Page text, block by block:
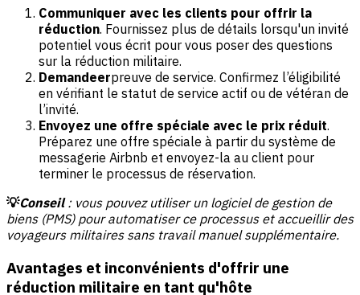
Communiquer avec les clients pour offrir la
réduction. Fournissez plus de détails lorsqu'un invité
potentiel vous écrit pour vous poser des questions
sur la réduction militaire.
Demandeerpreuve de service. Confirmez l’éligibilité
en vérifiant le statut de service actif ou de vétéran de
l’invité.
Envoyez une offre spéciale avec le prix réduit.
Préparez une offre spéciale à partir du système de
messagerie Airbnb et envoyez-la au client pour
terminer le processus de réservation.
💡Conseil: vous pouvez utiliser un logiciel de gestion de
biens (PMS) pour automatiser ce processus et accueillir des
voyageurs militaires sans travail manuel supplémentaire.
Avantages et inconvénients d'offrir une
réduction militaire en tant qu'hôte